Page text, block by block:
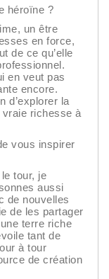
héroïne ?
un être
en force,
de ce qu’elle
en veut pas
encore.
d’explorer la
vraie richesse à
vous inspirer
tour, je
aussi
de nouvelles
de les partager
terre riche
tant de
à tour
de création